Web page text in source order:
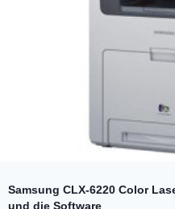
Samsung CLX-6220 Color
und die Software